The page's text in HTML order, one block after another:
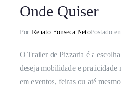
Onde Quiser
Por Renato Fonseca NetoPostado
O Trailer de Pizzaria é a
deseja mobilidade e praticidade
em eventos, feiras ou até